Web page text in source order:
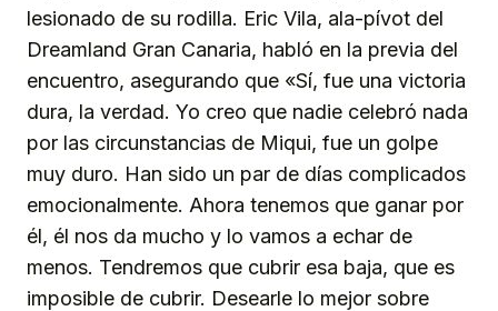
lesionado de su rodilla. Eric Vila, ala-pívot del
Dreamland Gran Canaria, habló en la previa del
encuentro, asegurando que «Sí, fue una victoria
dura, la verdad. Yo creo que nadie celebró nada
por las circunstancias de Miqui, fue un golpe
muy duro. Han sido un par de días complicados
emocionalmente. Ahora tenemos que ganar por
él, él nos da mucho y lo vamos a echar de
menos. Tendremos que cubrir esa baja, que es
imposible de cubrir. Desearle lo mejor sobre